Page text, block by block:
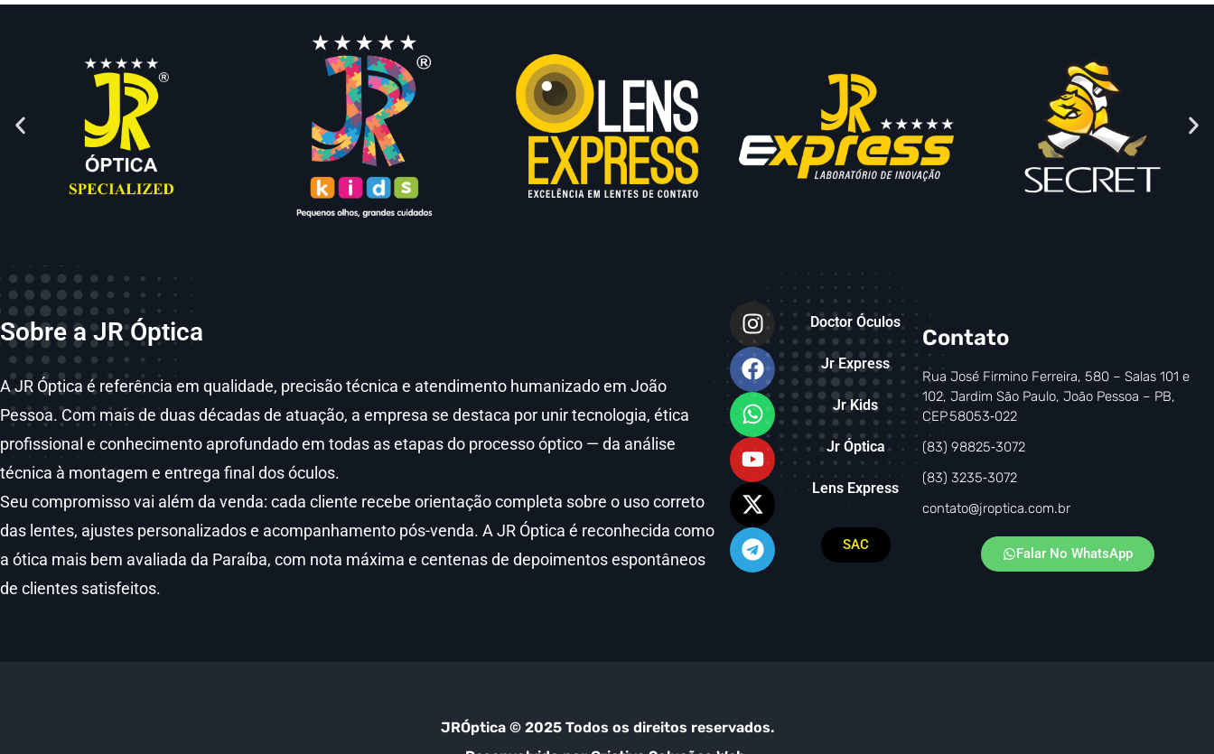
Sobre a JR Óptica
A JR Óptica é referência em qualidade, precisão técnica e atendimento humanizado em João
Pessoa. Com mais de duas décadas de atuação, a empresa se destaca por unir tecnologia, ética
profissional e conhecimento aprofundado em todas as etapas do processo óptico — da análise
técnica à montagem e entrega final dos óculos.
Seu compromisso vai além da venda: cada cliente recebe orientação completa sobre o uso correto
das lentes, ajustes personalizados e acompanhamento pós-venda. A JR Óptica é reconhecida como
a ótica mais bem avaliada da Paraíba, com nota máxima e centenas de depoimentos espontâneos
de clientes satisfeitos.
Doctor Óculos
Jr Express
Jr Kids
Jr Óptica
Lens Express
SAC
Contato
Rua José Firmino Ferreira, 580 – Salas 101 e
102, Jardim São Paulo, João Pessoa – PB,
CEP 58053‑022
(83) 98825‑3072
(83) 3235‑3072
contato@jroptica.com.br
Falar No WhatsApp
JRÓptica © 2025 Todos os direitos reservados.